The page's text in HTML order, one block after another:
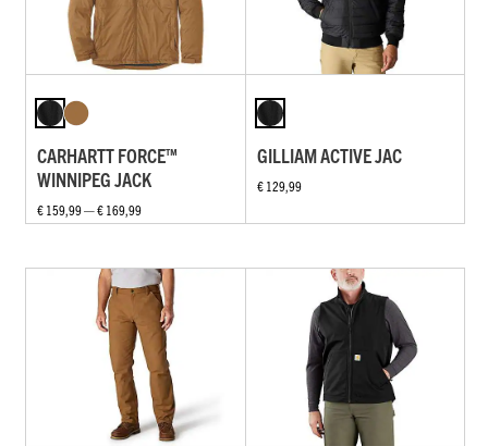
CARHARTT FORCE™
WINNIPEG JACK
€ 159,99 — € 169,99
GILLIAM ACTIVE JAC
€ 129,99